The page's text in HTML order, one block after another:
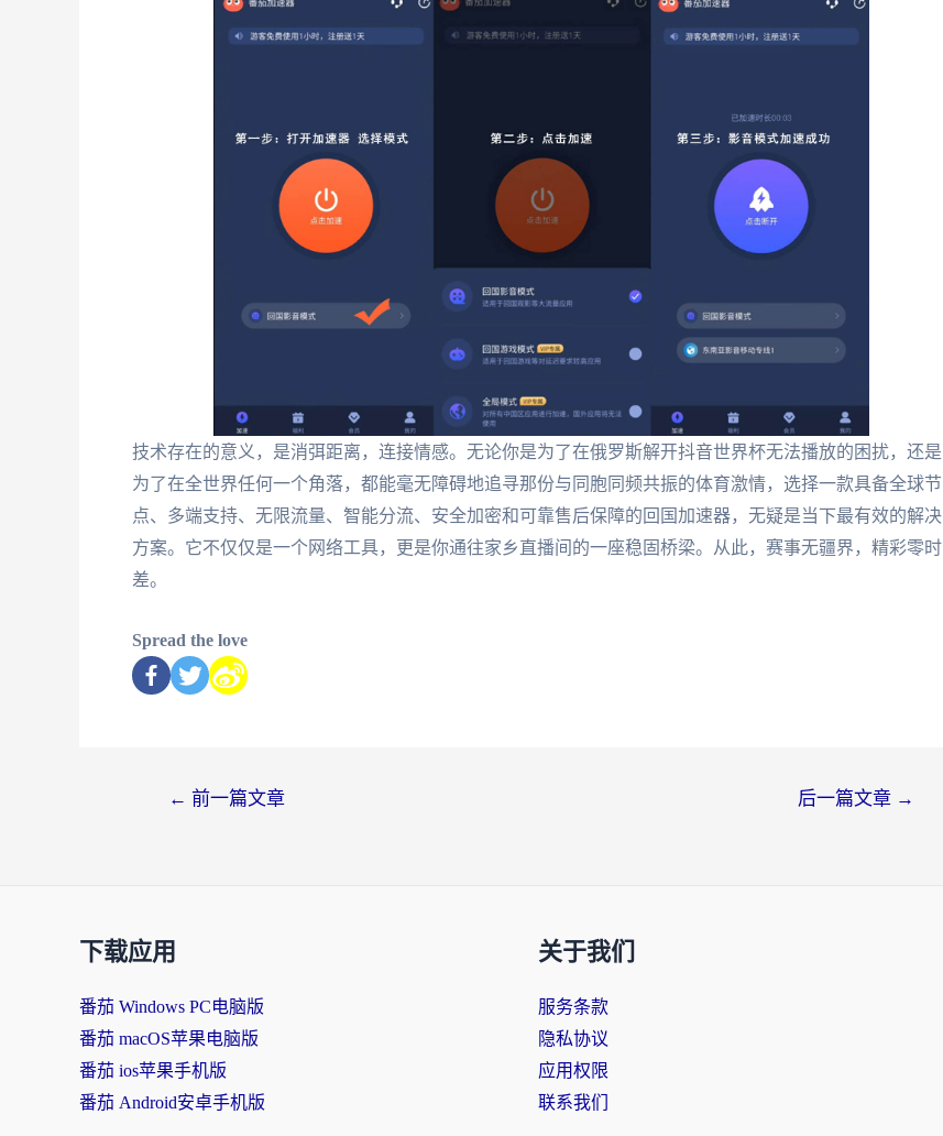
技术存在的意义，是消弭距离，连接情感。无论你是为了在俄罗斯解开抖音世界杯无法播放的困扰，还是
为了在全世界任何一个角落，都能毫无障碍地追寻那份与同胞同频共振的体育激情，选择一款具备全球节
点、多端支持、无限流量、智能分流、安全加密和可靠售后保障的回国加速器，无疑是当下最有效的解决
方案。它不仅仅是一个网络工具，更是你通往家乡直播间的一座稳固桥梁。从此，赛事无疆界，精彩零时
差。
Spread the love
← 前一篇文章 后一篇文章 →
下载应用
番茄 Windows PC电脑版
番茄 macOS苹果电脑版
番茄 ios苹果手机版
番茄 Android安卓手机版
关于我们
服务条款
隐私协议
应用权限
联系我们